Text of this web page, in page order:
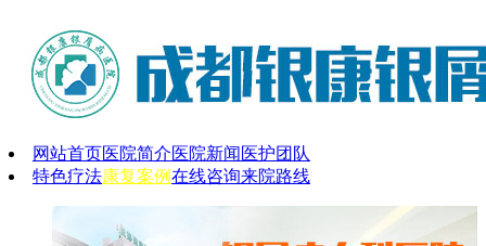
网站首页医院简介医院新闻 医护团队
特色疗法康复案例在线咨询来院路线